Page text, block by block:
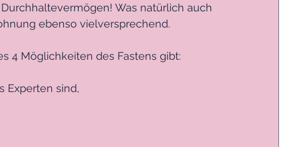
Was natürlich auch
ebenso vielversprechend.
4 Möglichkeiten des Fastens gibt:
Experten sind,